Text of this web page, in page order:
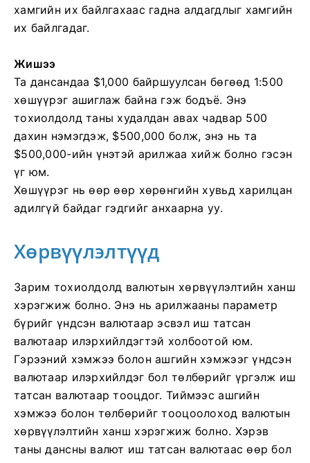
хамгийн их байлгахаас гадна алдагдлыг хамгийн
их байлгадаг.
Жишээ
Та дансандаа $1,000 байршуулсан бөгөөд 1:500
хөшүүрэг ашиглаж байна гэж бодъё. Энэ
тохиолдолд таны худалдан авах чадвар 500
дахин нэмэгдэж, $500,000 болж, энэ нь та
$500,000-ийн үнэтэй арилжаа хийж болно гэсэн
үг юм.
Хөшүүрэг нь өөр өөр хөрөнгийн хувьд харилцан
адилгүй байдаг гэдгийг анхаарна уу.
Хөрвүүлэлтүүд
Зарим тохиолдолд валютын хөрвүүлэлтийн ханш
хэрэгжиж болно. Энэ нь арилжааны параметр
бүрийг үндсэн валютаар эсвэл иш татсан
валютаар илэрхийлдэгтэй холбоотой юм.
Гэрээний хэмжээ болон ашгийн хэмжээг үндсэн
валютаар илэрхийлдэг бол төлбөрийг үргэлж иш
татсан валютаар тооцдог. Тиймээс ашгийн
хэмжээ болон төлбөрийг тооцоолоход валютын
хөрвүүлэлтийн ханш хэрэгжиж болно. Хэрэв
таны дансны валют иш татсан валютаас өөр бол